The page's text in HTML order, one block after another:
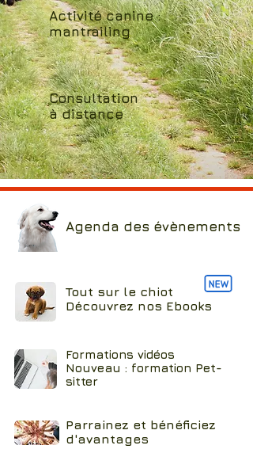
Activité canine :
mantrailing
Consultation
à distance
Agenda des évènements
Tout sur le chiot
Découvrez nos Ebooks
Formations vidéos
Nouveau : formation Pet-
sitter
Parrainez et bénéficiez
d'avantages